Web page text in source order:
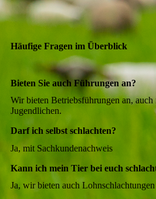
Häufige Fragen im Überblick
Bieten Sie auch Führungen an?
Wir bieten Betriebsführungen an,
Jugendlichen.
Darf ich selbst schlachten?
Ja, mit Sachkundenachweis
Kann ich mein Tier bei euch
Ja, wir bieten auch Lohnschlachtungen